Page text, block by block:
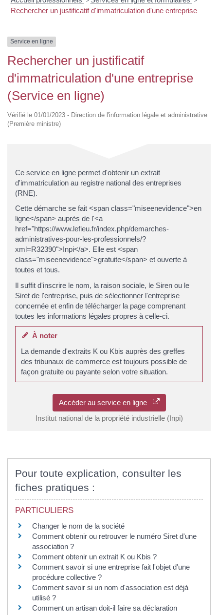
Rechercher un justificatif d'immatriculation d'une entreprise
Service en ligne
Rechercher un justificatif
d'immatriculation d'une entreprise
(Service en ligne)
Vérifié le 01/01/2023 - Direction de l'information légale et administrative
(Première ministre)
Ce service en ligne permet d'obtenir un extrait
d'immatriculation au registre national des entreprises
(RNE).
Cette démarche se fait <span class="miseenevidence">en
ligne</span> auprès de l'<a
href="https://www.lefieu.fr/index.php/demarches-
administratives-pour-les-professionnels/?
xml=R32390">Inpi</a>. Elle est <span
class="miseenevidence">gratuite</span> et ouverte à
toutes et tous.
Il suffit d'inscrire le nom, la raison sociale, le Siren ou le
Siret de l'entreprise, puis de sélectionner l'entreprise
concernée et enfin de télécharger la page comprenant
toutes les informations légales propres à celle-ci.
À noter
La demande d'extraits K ou Kbis auprès des greffes
des tribunaux de commerce est toujours possible de
façon gratuite ou payante selon votre situation.
Accéder au service en ligne
Institut national de la propriété industrielle (Inpi)
Pour toute explication, consulter les
fiches pratiques :
PARTICULIERS
Changer le nom de la société
Comment obtenir ou retrouver le numéro Siret d'une
association ?
Comment obtenir un extrait K ou Kbis ?
Comment savoir si une entreprise fait l'objet d'une
procédure collective ?
Comment savoir si un nom d'association est déjà
utilisé ?
Comment un artisan doit-il faire sa déclaration